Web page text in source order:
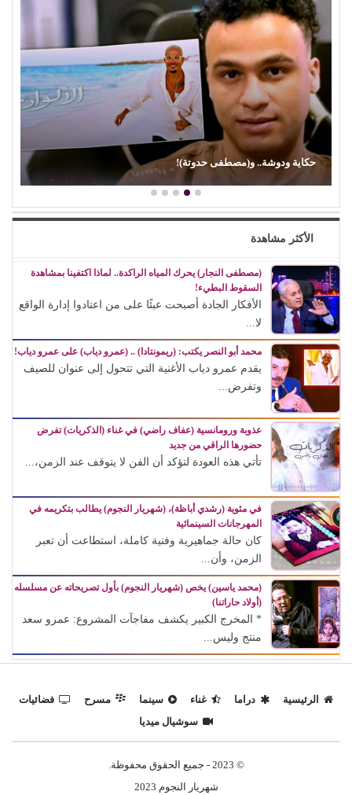
حكاية ودوشة.. و(مصطفى حدوتة)!
الأكثر مشاهدة
(مصطفى النجار) يحرك المياه الراكدة.. لماذا اكتفينا بمشاهدة
السقوط البطيء!
الأفكار الجادة أصبحت عبئًا على من اعتادوا إدارة الواقع
لا...
محمد أبو النصر يكتب: (ريمونتادا) .. (عمرو دياب) على عمرو دياب!
يقدم عمرو دياب الأغنية التي تتحول إلى عنوان للصيف
وتفرض...
عذوبة ورومانسية (عفاف راضي) في غناء (الذكريات) تفرض
حضورها الراقي من جديد
تأتي هذه العودة لتؤكد أن الفن لا يتوقف عند الزمن،...
في مئوية (رشدي أباظة)، (شهريار النجوم) يطالب بتكريمه في
المهرجانات السينمائية
كان حالة جماهيرية وفنية كاملة، استطاعت أن تعبر
الزمن، وأن...
(محمد ياسين) يخص (شهريار النجوم) بأول تصريحاته عن مسلسله
(أولاد حاراتنا)
* المخرج الكبير يكشف مفاجآت المشروع: عمرو سعد
منتج وليس...
الرئيسية دراما غناء سينما مسرح
فضائيات
سوشيال ميديا
© 2023 - جميع الحقوق محفوظة.
شهريار النجوم 2023